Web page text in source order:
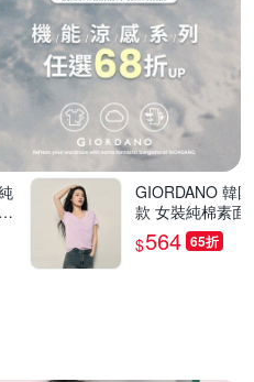
GIORDANO 韓
款 女裝純棉素面
短袖T恤【多色任
選】
$564 65折